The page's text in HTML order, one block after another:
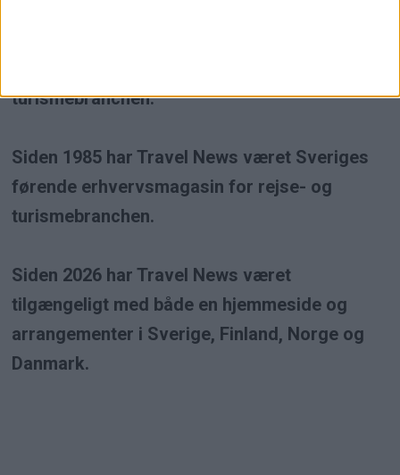
turismebranchen.
Siden 1985 har Travel News været Sveriges
førende erhvervsmagasin for rejse- og
turismebranchen.
Siden 2026 har Travel News været
tilgængeligt med både en hjemmeside og
arrangementer i Sverige, Finland, Norge og
Danmark.